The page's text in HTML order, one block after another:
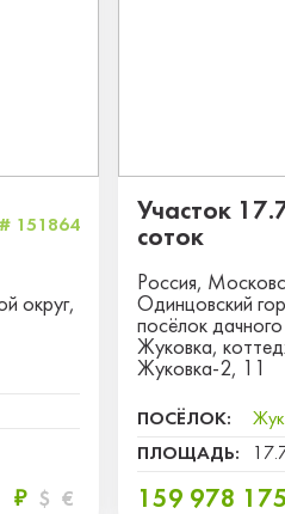
# 151864
округ,
₽ $ €
Участок
соток
Россия,
Одинцовский
посёлок дачного
Жуковка,
Жуковка-2, 11
ПОСЁЛОК:
ПЛОЩАДЬ:
159 978